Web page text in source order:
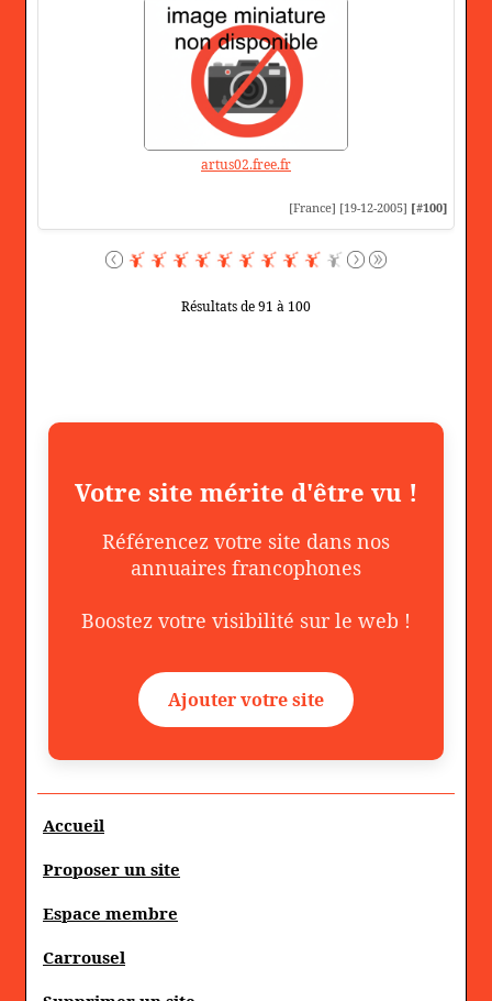
artus02.free.fr
[France] [19-12-2005] [#100]
Résultats de 91 à 100
Votre site mérite d'être vu !
Référencez votre site dans nos
annuaires francophones
Boostez votre visibilité sur le web !
Ajouter votre site
Accueil
Proposer un site
Espace membre
Carrousel